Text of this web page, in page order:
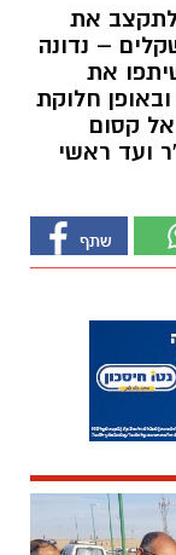
את
– נדונה
את
חלוקת
קסום
ועד ראשי